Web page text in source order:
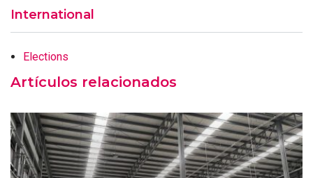
International
Elections
Artículos relacionados